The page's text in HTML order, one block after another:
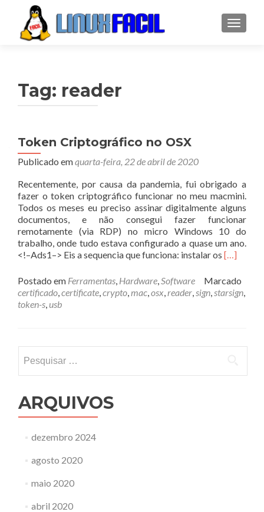
Tag: reader
Token Criptográfico no OSX
Publicado emquarta-feira, 22 de abril de 2020
Recentemente, por causa da pandemia, fui obrigado a
fazer o token criptográfico funcionar no meu macmini.
Todos os meses eu preciso assinar digitalmente alguns
documentos, e não consegui fazer funcionar
remotamente (via RDP) no micro Windows 10 do
trabalho, onde tudo estava configurado a quase um ano.
<!–Ads1–> Eis a sequencia que funciona: instalar os Leia
[…]
Postado em Ferramentas, Hardware,Software
Marcado
certificado,certificate,crypto,mac,osx,reader,sign,starsign,
token-s,usb
por:
ARQUIVOS
dezembro 2024
agosto 2020
maio 2020
abril 2020